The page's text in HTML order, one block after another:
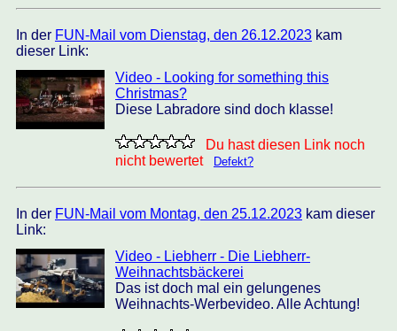
In der FUN-Mail vom Dienstag, den 26.12.2023 kam
dieser Link:
Video - Looking for something this
Christmas?
Diese Labradore sind doch klasse!
Du hast diesen Link noch
nicht bewertet
Defekt?
In der FUN-Mail vom Montag, den 25.12.2023 kam dieser
Link:
Video - Liebherr - Die Liebherr-
Weihnachtsbäckerei
Das ist doch mal ein gelungenes
Weihnachts-Werbevideo. Alle Achtung!